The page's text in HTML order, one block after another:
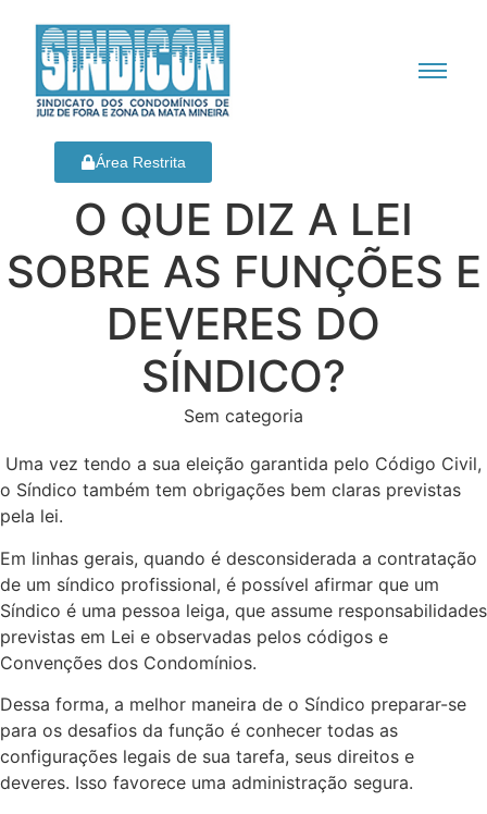
Área Restrita
O QUE DIZ A LEI
SOBRE AS FUNÇÕES E
DEVERES DO
SÍNDICO?
Sem categoria
Uma vez tendo a sua eleição garantida pelo Código Civil,
o Síndico também tem obrigações bem claras previstas
pela lei.
Em linhas gerais, quando é desconsiderada a contratação
de um síndico profissional, é possível afirmar que um
Síndico é uma pessoa leiga, que assume responsabilidades
previstas em Lei e observadas pelos códigos e
Convenções dos Condomínios.
Dessa forma, a melhor maneira de o Síndico preparar-se
para os desafios da função é conhecer todas as
configurações legais de sua tarefa, seus direitos e
deveres. Isso favorece uma administração segura.